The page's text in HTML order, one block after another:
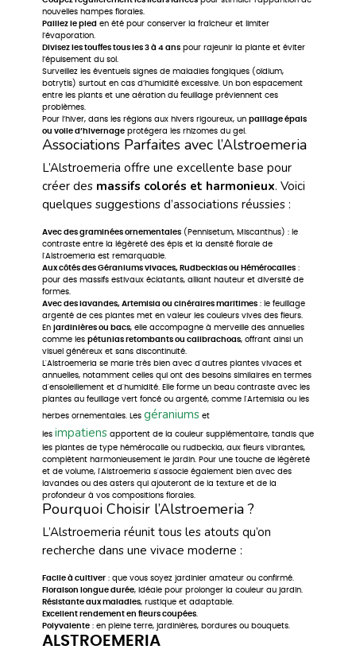
nouvelles hampes florales.
Paillez le pied en été pour conserver la fraîcheur et limiter
l’évaporation.
Divisez les touffes tous les 3 à 4 ans pour rajeunir la plante et éviter
l’épuisement du sol.
Surveillez les éventuels signes de maladies fongiques (oïdium,
botrytis) surtout en cas d’humidité excessive. Un bon espacement
entre les plants et une aération du feuillage préviennent ces
problèmes.
Pour l’hiver, dans les régions aux hivers rigoureux, un paillage épais
ou voile d’hivernage protégera les rhizomes du gel.
Associations Parfaites avec l’Alstroemeria
L’Alstroemeria offre une excellente base pour
créer des massifs colorés et harmonieux. Voici
quelques suggestions d’associations réussies :
Avec des graminées ornementales (Pennisetum, Miscanthus) : le
contraste entre la légèreté des épis et la densité florale de
l'Alstroemeria est remarquable.
Aux côtés des Géraniums vivaces, Rudbeckias ou Hémérocalles :
pour des massifs estivaux éclatants, alliant hauteur et diversité de
formes.
Avec des lavandes, Artemisia ou cinéraires maritimes : le feuillage
argenté de ces plantes met en valeur les couleurs vives des fleurs.
En jardinières ou bacs, elle accompagne à merveille des annuelles
comme les pétunias retombants ou calibrachoas, offrant ainsi un
visuel généreux et sans discontinuité.
L'Alstroemeria se marie très bien avec d'autres plantes vivaces et
annuelles, notamment celles qui ont des besoins similaires en termes
d'ensoleillement et d'humidité. Elle forme un beau contraste avec les
plantes au feuillage vert foncé ou argenté, comme l'Artemisia ou les
herbes ornementales. Les géraniums et
les impatiens apportent de la couleur supplémentaire, tandis que
les plantes de type hémérocalle ou rudbeckia, aux fleurs vibrantes,
complètent harmonieusement le jardin. Pour une touche de légèreté
et de volume, l'Alstroemeria s'associe également bien avec des
lavandes ou des asters qui ajouteront de la texture et de la
profondeur à vos compositions florales.
Pourquoi Choisir l’Alstroemeria ?
L’Alstroemeria réunit tous les atouts qu’on
recherche dans une vivace moderne :
Facile à cultiver : que vous soyez jardinier amateur ou confirmé.
Floraison longue durée, idéale pour prolonger la couleur au jardin.
Résistante aux maladies, rustique et adaptable.
Excellent rendement en fleurs coupées.
Polyvalente : en pleine terre, jardinières, bordures ou bouquets.
ALSTROEMERIA